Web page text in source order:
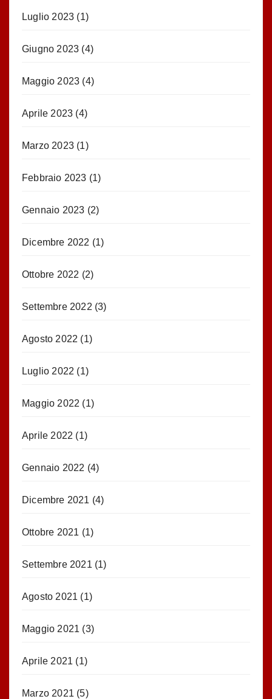
Luglio 2023 (1)
Giugno 2023 (4)
Maggio 2023 (4)
Aprile 2023 (4)
Marzo 2023 (1)
Febbraio 2023 (1)
Gennaio 2023 (2)
Dicembre 2022 (1)
Ottobre 2022 (2)
Settembre 2022 (3)
Agosto 2022 (1)
Luglio 2022 (1)
Maggio 2022 (1)
Aprile 2022 (1)
Gennaio 2022 (4)
Dicembre 2021 (4)
Ottobre 2021 (1)
Settembre 2021 (1)
Agosto 2021 (1)
Maggio 2021 (3)
Aprile 2021 (1)
Marzo 2021 (5)